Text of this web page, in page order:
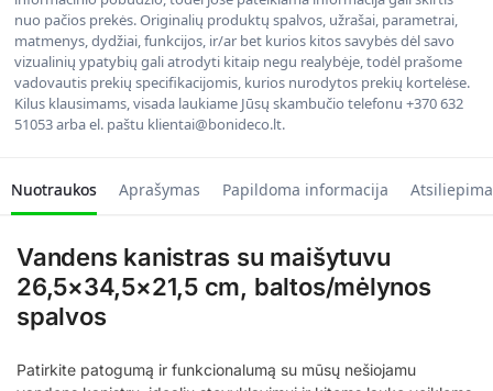
nuo pačios prekės. Originalių produktų spalvos, užrašai, parametrai,
matmenys, dydžiai, funkcijos, ir/ar bet kurios kitos savybės dėl savo
vizualinių ypatybių gali atrodyti kitaip negu realybėje, todėl prašome
vadovautis prekių specifikacijomis, kurios nurodytos prekių kortelėse.
Kilus klausimams, visada laukiame Jūsų skambučio telefonu +370 632
51053 arba el. paštu klientai@bonideco.lt.
Nuotraukos Aprašymas Papildoma informacija
Vandens kanistras su maišytuvu
26,5×34,5×21,5 cm, baltos/mėlynos
spalvos
Patirkite patogumą ir funkcionalumą su mūsų nešiojamu